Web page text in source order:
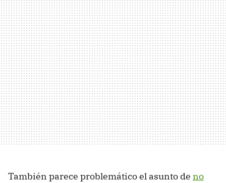
También parece problemático el asunto de no